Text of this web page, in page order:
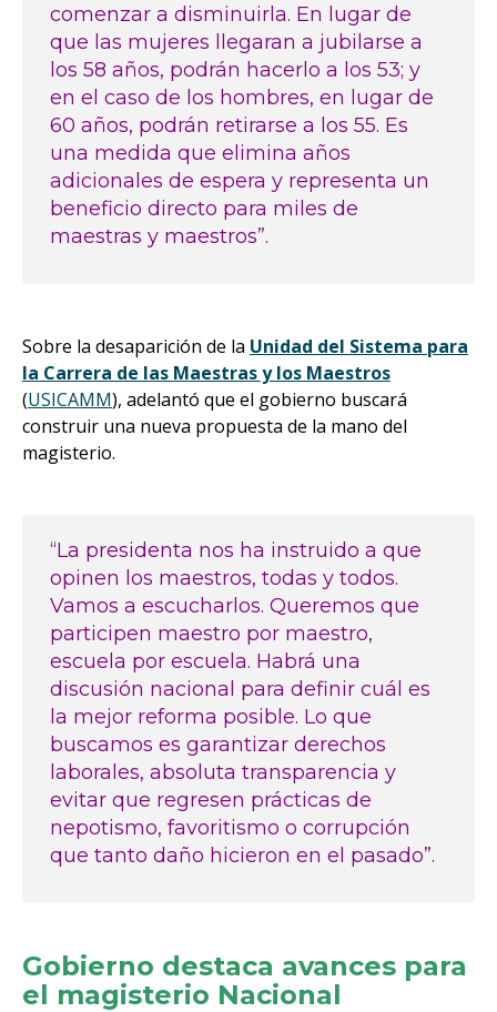
comenzar a disminuirla. En lugar de
que las mujeres llegaran a jubilarse a
los 58 años, podrán hacerlo a los 53; y
en el caso de los hombres, en lugar de
60 años, podrán retirarse a los 55. Es
una medida que elimina años
adicionales de espera y representa un
beneficio directo para miles de
maestras y maestros”.
Sobre la desaparición de la Unidad del Sistema para
la Carrera de las Maestras y los Maestros
(USICAMM), adelantó que el gobierno buscará
construir una nueva propuesta de la mano del
magisterio.
“La presidenta nos ha instruido a que
opinen los maestros, todas y todos.
Vamos a escucharlos. Queremos que
participen maestro por maestro,
escuela por escuela. Habrá una
discusión nacional para definir cuál es
la mejor reforma posible. Lo que
buscamos es garantizar derechos
laborales, absoluta transparencia y
evitar que regresen prácticas de
nepotismo, favoritismo o corrupción
que tanto daño hicieron en el pasado”.
Gobierno destaca avances para
el magisterio Nacional